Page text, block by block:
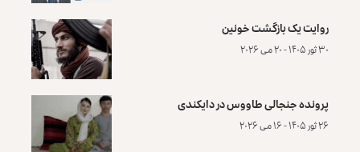
روایت یک بازگشت خونین
۳۰ ثور ۱۴۰۵ - ۲۰ می ۲۰۲۶
پرونده‌ جنجالی طاووس در دایکندی
۲۶ ثور ۱۴۰۵ - ۱۶ می ۲۰۲۶